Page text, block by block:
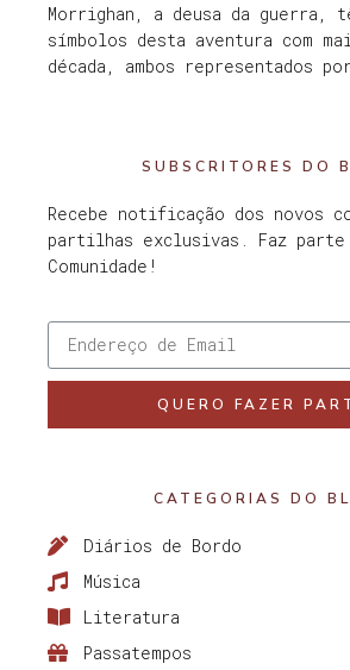
Morrighan, a deusa da guerra,
símbolos desta aventura com
década, ambos representados
SUBSCRITORES DO
Recebe notificação dos novos
partilhas exclusivas. Faz parte
Comunidade!
QUERO FAZER
CATEGORIAS DO
Diários de Bordo
Música
Literatura
Passatempos